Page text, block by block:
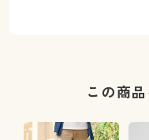
この商